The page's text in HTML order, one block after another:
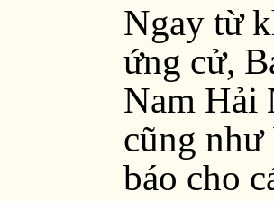
Ngay từ
ứng cử,
Nam Hải
cũng như
báo cho